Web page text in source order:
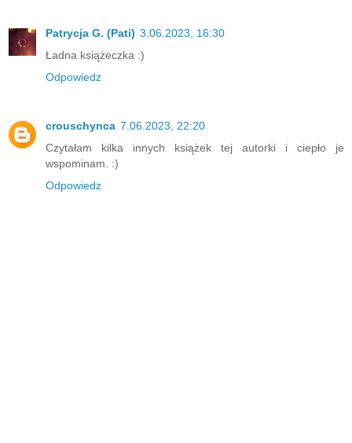
Patrycja G. (Pati) 3.06.2023, 16:30
Ładna książeczka :)
Odpowiedz
crouschynca 7.06.2023, 22:20
Czytałam kilka innych książek tej autorki i ciepło je
wspominam. :)
Odpowiedz